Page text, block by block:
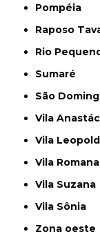
Pompéia
Raposo
Rio
Sumaré
São
Vila
Vila
Vila Romana
Vila Suzana
Vila Sônia
Zona oeste